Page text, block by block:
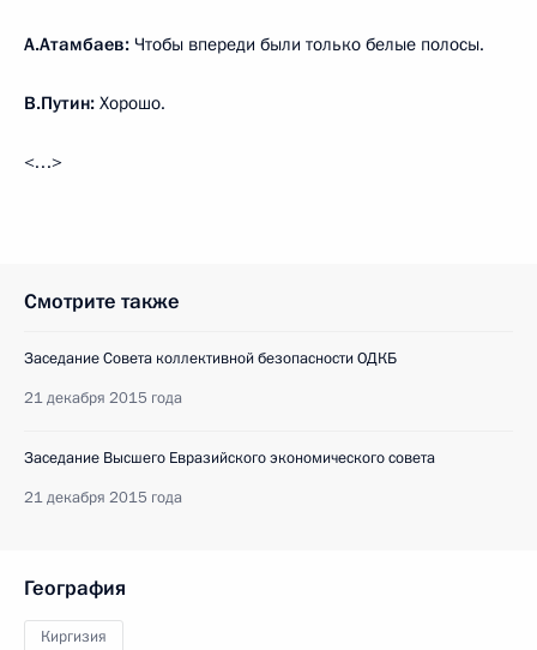
А.Атамбаев: Чтобы впереди были только белые полосы.
В.Путин: Хорошо.
<…>
Смотрите также
Заседание Совета коллективной безопасности ОДКБ
21 декабря 2015 года
Заседание Высшего Евразийского экономического совета
21 декабря 2015 года
География
Киргизия